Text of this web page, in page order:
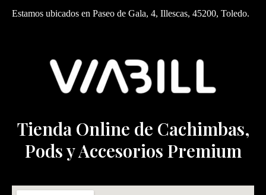
Estamos ubicados en Paseo de Gala, 4, Illescas, 45200, Toledo.
Tienda Online de Cachimbas,
Pods y Accesorios Premium